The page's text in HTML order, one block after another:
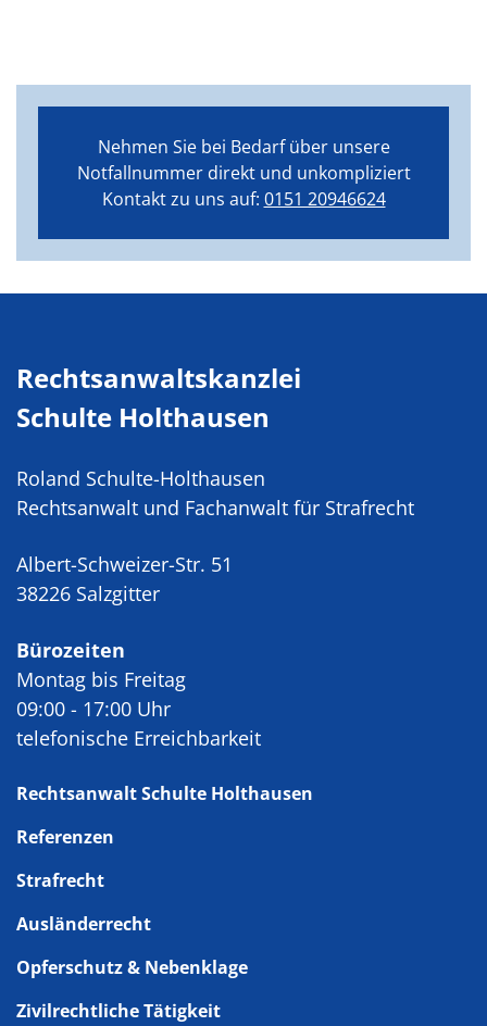
Nehmen Sie bei Bedarf über unsere
Notfallnummer direkt und unkompliziert
Kontakt zu uns auf: 0151 20946624
Rechtsanwaltskanzlei
Schulte Holthausen
Roland Schulte-Holthausen
Rechtsanwalt und Fachanwalt für Strafrecht
Albert-Schweizer-Str. 51
38226 Salzgitter
Bürozeiten
Montag bis Freitag
09:00 - 17:00 Uhr
telefonische Erreichbarkeit
Rechtsanwalt Schulte Holthausen
Referenzen
Strafrecht
Ausländerrecht
Opferschutz & Nebenklage
Zivilrechtliche Tätigkeit